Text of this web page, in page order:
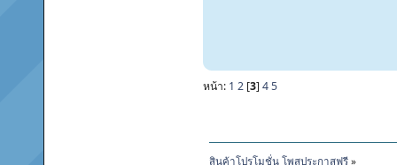
หน้า: 1 2 [3] 45
สินค้าโปรโมชั่น โพสประกาสฟรี»